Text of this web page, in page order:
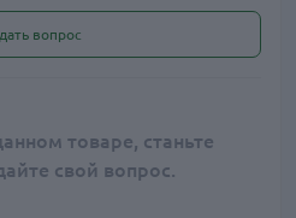
вопрос
товаре, станьте
свой вопрос.